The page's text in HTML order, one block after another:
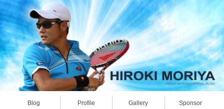
Blog Profile Gallery Sponsor